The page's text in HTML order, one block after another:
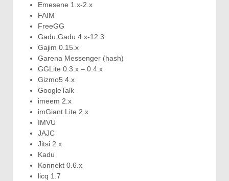
Emesene 1.x-2.x
FAIM
FreeGG
Gadu Gadu 4.x-12.3
Gajim 0.15.x
Garena Messenger (hash)
GGLite 0.3.x – 0.4.x
Gizmo5 4.x
GoogleTalk
imeem 2.x
imGiant Lite 2.x
IMVU
JAJC
Jitsi 2.x
Kadu
Konnekt 0.6.x
licq 1.7